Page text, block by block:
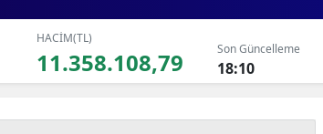
HACİM(TL)
11.358.108,79 Son Güncelleme
18:10